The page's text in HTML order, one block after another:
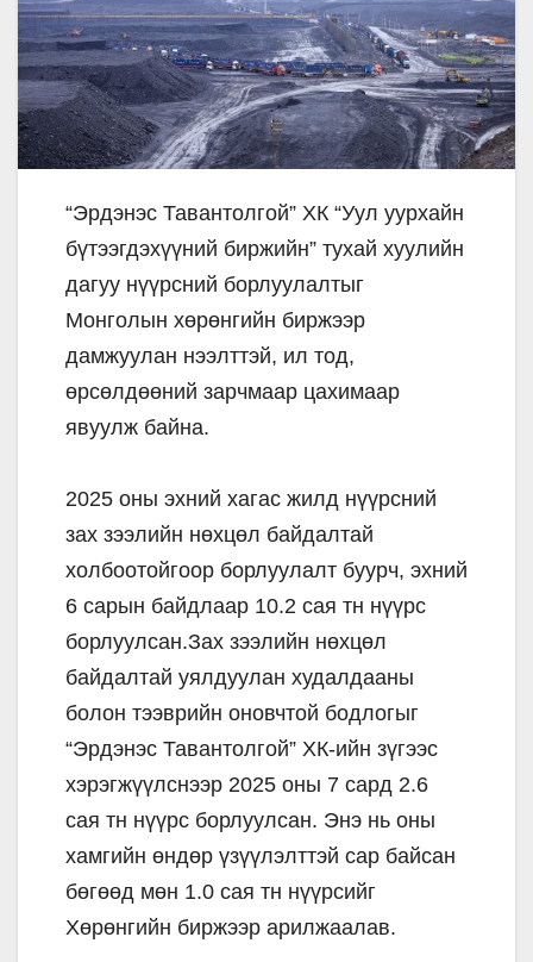
“Эрдэнэс Тавантолгой” ХК “Уул уурхайн
бүтээгдэхүүний биржийн” тухай хуулийн
дагуу нүүрсний борлуулалтыг
Монголын хөрөнгийн биржээр
дамжуулан нээлттэй, ил тод,
өрсөлдөөний зарчмаар цахимаар
явуулж байна.
2025 оны эхний хагас жилд нүүрсний
зах зээлийн нөхцөл байдалтай
холбоотойгоор борлуулалт буурч, эхний
6 сарын байдлаар 10.2 сая тн нүүрс
борлуулсан.Зах зээлийн нөхцөл
байдалтай уялдуулан худалдааны
болон тээврийн оновчтой бодлогыг
“Эрдэнэс Тавантолгой” ХК-ийн зүгээс
хэрэгжүүлснээр 2025 оны 7 сард 2.6
сая тн нүүрс борлуулсан. Энэ нь оны
хамгийн өндөр үзүүлэлттэй сар байсан
бөгөөд мөн 1.0 сая тн нүүрсийг
Хөрөнгийн биржээр арилжаалав.